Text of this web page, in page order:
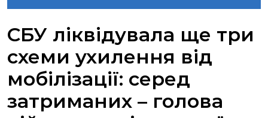
ВІДЕОГАЛЕРЕЯ
КОНТАКТИ ПРЕСЦЕНТРУ
СБУ ліквідувала ще три
схеми ухилення від
мобілізації: серед
затриманих – голова